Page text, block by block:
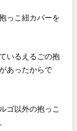
っこ紐カバーを
いるえるごの抱
あったからで
ゴ以外の抱っこ